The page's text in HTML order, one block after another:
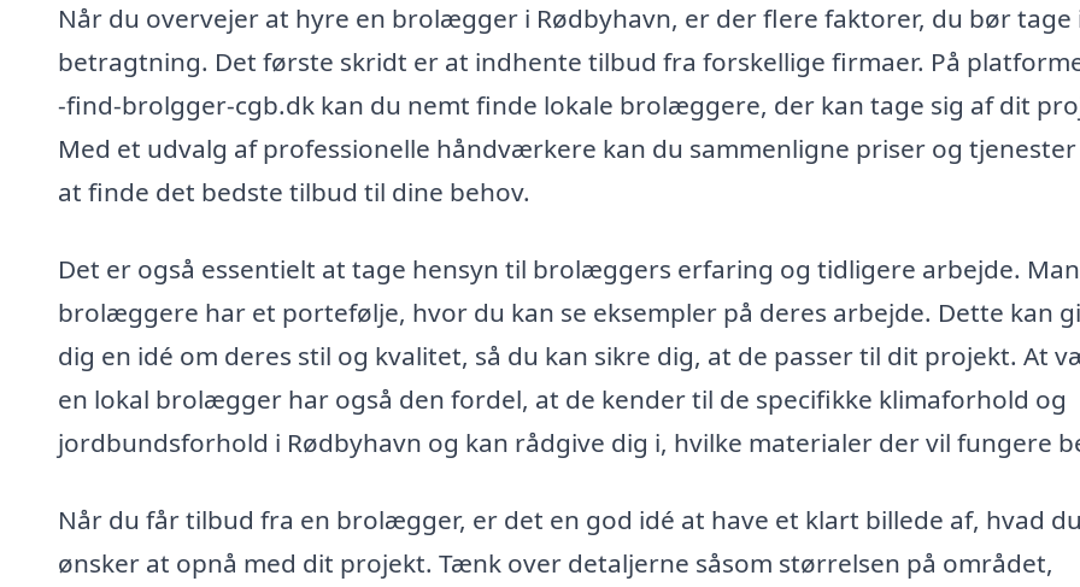
Når du overvejer at hyre en brolægger i Rødbyhavn, er der flere faktorer, du bør tage
betragtning. Det første skridt er at indhente tilbud fra forskellige firmaer. På
-find-brolgger-cgb.dk kan du nemt finde lokale brolæggere, der kan tage sig af dit
Med et udvalg af professionelle håndværkere kan du sammenligne priser og
at finde det bedste tilbud til dine behov.
Det er også essentielt at tage hensyn til brolæggers erfaring og tidligere arbejde.
brolæggere har et portefølje, hvor du kan se eksempler på deres arbejde. Dette kan
dig en idé om deres stil og kvalitet, så du kan sikre dig, at de passer til dit projekt. At
en lokal brolægger har også den fordel, at de kender til de specifikke klimaforhold og
jordbundsforhold i Rødbyhavn og kan rådgive dig i, hvilke materialer der vil fungere
Når du får tilbud fra en brolægger, er det en god idé at have et klart billede af, hvad du
ønsker at opnå med dit projekt. Tænk over detaljerne såsom størrelsen på området,